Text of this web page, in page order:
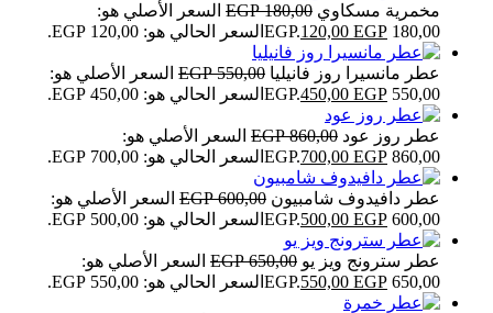
مخمرية مسكاوي 180,00
EGP السعر الأصلي هو:
180,00 EGP.
120,00 EGP السعر الحالي هو: 120,00 EGP.
عطر مانسيرا روز فانيليا 550,00
EGP السعر الأصلي هو:
550,00 EGP.
450,00 EGP السعر الحالي هو: 450,00 EGP.
عطر روز عود 860,00
EGP السعر الأصلي هو:
860,00 EGP.
700,00 EGP السعر الحالي هو: 700,00 EGP.
عطر دافيدوف شامبيون 600,00
EGP السعر الأصلي هو:
600,00 EGP.
500,00 EGP السعر الحالي هو: 500,00 EGP.
عطر سترونج ويز يو 650,00
EGP السعر الأصلي هو:
650,00 EGP.
550,00 EGP السعر الحالي هو: 550,00 EGP.